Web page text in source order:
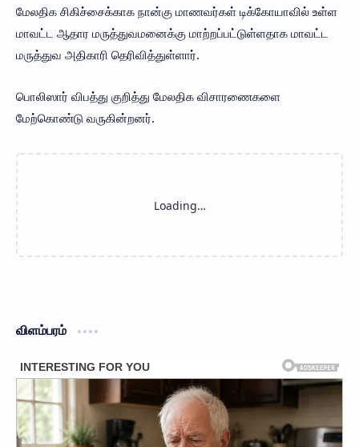
மேலதிக சிகிச்சைக்காக நான்கு மாணவர்கள் டிக்கோயாவில் உள்ள
மாவட்ட ஆதார மருத்துவமனைக்கு மாற்றப்பட்டுள்ளதாக மாவட்ட
மருத்துவ அதிகாரி தெரிவித்துள்ளார்.
பொலிஸார் விபத்து குறித்து மேலதிக விசாரணைகளை
மேற்கொண்டு வருகின்றனர்.
விளம்பரம்